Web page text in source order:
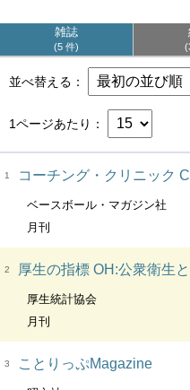
雑誌
5 件
並べ替える
1ページあたり
1 コーチング・クリニック
ベースボール・マガジン社
月刊
2 厚生の指標 OH:公衆衛生と社会福祉の統計. OH:Journal of health and welfare statistics. OH:国民衛生の
厚生統計協会
月刊
3 ことりっぷMagazine